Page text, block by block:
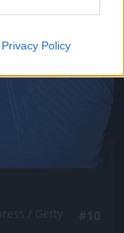
Privacy Policy